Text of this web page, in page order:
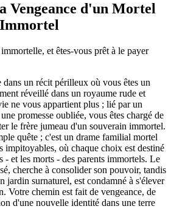
Vengeance d'un Mortel
et êtes-vous prêt à le payer
dans un récit périlleux où vous êtes un
réveillé dans un royaume rude et
ne vous appartient plus ; lié par un
promesse oubliée, vous êtes chargé de
le frère jumeau d'un souverain immortel.
quête ; c'est un drame familial mortel
impitoyables, où chaque choix est destiné
- et les morts - des parents immortels. Le
cherche à consolider son pouvoir, tandis
jardin surnaturel, est condamné à s'élever
Votre chemin est fait de vengeance, de
d'une nouvelle identité dans une terre